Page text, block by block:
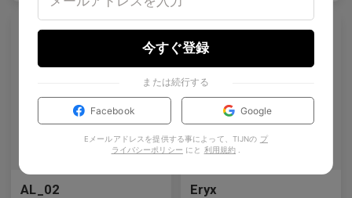
AL_02 Eryx
今すぐ登録
または続行する
Facebook Google
Eメールアドレスを提供する事によって、TIJNの プ
ライバシーポリシー にと 利用規約 .